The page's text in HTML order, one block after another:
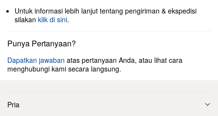
Untuk informasi lebih lanjut tentang pengiriman & ekspedisi
silakan klik di sini.
Punya Pertanyaan?
Dapatkan jawaban atas pertanyaan Anda, atau lihat cara
menghubungi kami secara langsung.
Pria